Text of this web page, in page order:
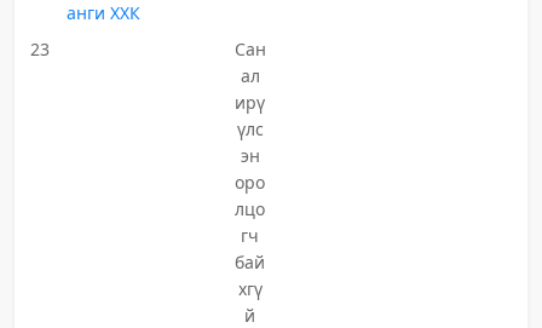
анги ХХК
23
Сан
ал
ирү
үлс
эн
оро
лцо
гч
бай
хгү
й